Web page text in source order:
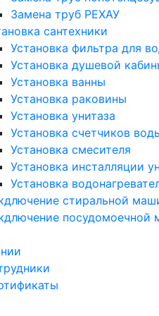
Замена труб РЕХАУ
сантехники
Установка фильтра для
Установка душевой
Установка ванны
Установка раковины
Установка унитаза
Установка счетчиков
Установка смесителя
Установка инсталляции
Установка
стиральной
посудомоечной